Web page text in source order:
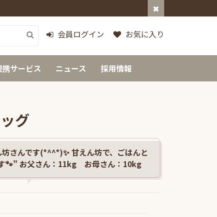
会員ログイン お気に入り
携サービス ニュース 採用情報
グ
さんです(*^^*)✨ 甘えん坊で、ごはんと
🐾" お父さん：11kg お母さん：10kg